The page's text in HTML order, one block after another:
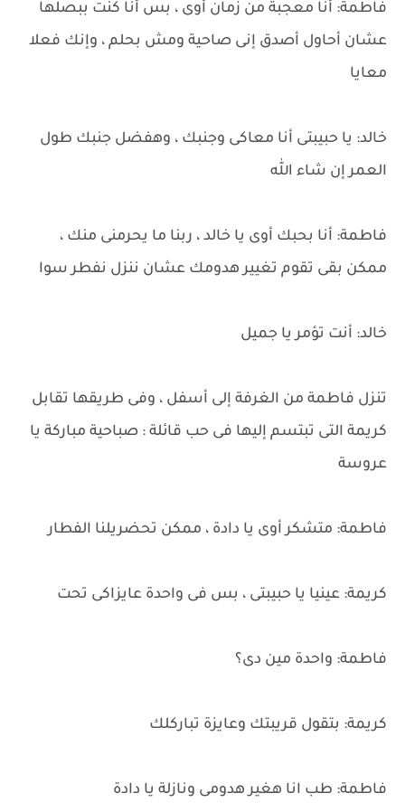
فاطمة: أنا معجبة من زمان أوى ، بس أنا كنت ببصلها
عشان أحاول أصدق إنى صاحية ومش بحلم ، وإنك فعلا
معايا
خالد: يا حبيبتى أنا معاكى وجنبك ، وهفضل جنبك طول
العمر إن شاء الله
فاطمة: أنا بحبك أوى يا خالد ، ربنا ما يحرمنى منك ،
ممكن بقى تقوم تغيير هدومك عشان ننزل نفطر سوا
خالد: أنت تؤمر يا جميل
تنزل فاطمة من الغرفة إلى أسفل ، وفى طريقها تقابل
كريمة التى تبتسم إليها فى حب قائلة : صباحية مباركة يا
عروسة
فاطمة: متشكر أوى يا دادة ، ممكن تحضريلنا الفطار
كريمة: عينيا يا حبيبتى ، بس فى واحدة عايزاكى تحت
فاطمة: واحدة مين دى؟
كريمة: بتقول قريبتك وعايزة تباركلك
فاطمة: طب انا هغير هدومى ونازلة يا دادة